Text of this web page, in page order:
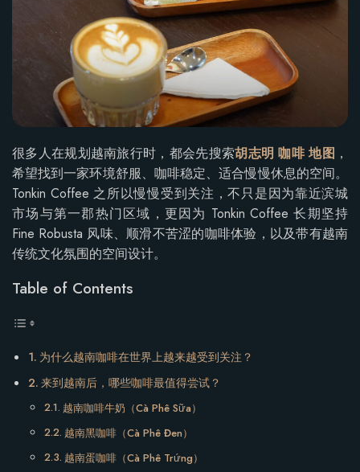
很多人在规划越南旅行时，都会先搜索胡志明 咖啡 地图 ，
希望找到一家环境舒服、咖啡稳定、适合慢慢休息的空间。
Tonkin Coffee 之所以慢慢受到关注，不只是因为靠近滨城
市场与第一郡热门区域，更因为 Tonkin Coffee 长期坚持
Fine Robusta 风味、顺滑不苦涩的咖啡体验，以及带有越南
传统文化氛围的空间设计。
Table of Contents
为什么越南咖啡在世界上越来越受到关注？
来到越南后，哪些咖啡最值得尝试？
越南咖啡牛奶（Cà Phê Sữa）
越南黑咖啡（Cà Phê Đen）
越南蛋咖啡（Cà Phê Trứng）